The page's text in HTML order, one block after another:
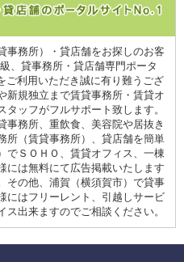
事務所）・貸店舗をお探しのお客
、貸事務所・貸店舗専門ポータ
ご利用いただき誠に有り難うござ
新規独立まで賃貸事務所・賃貸オ
ッフがフルサポート致します。
事務所、重飲食、美容院や居抜き
所（賃貸事務所）、貸店舗を簡単
でＳＯＨＯ、賃貸オフィス、一棟
には無料にて広告掲載いたします
その他、浦賀（横須賀市）で貸事
にはフリーレント、引越しサービ
出来ますのでご相談ください。